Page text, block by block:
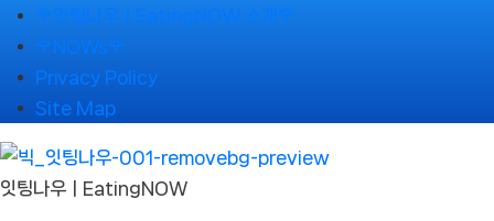
Skip
to
content
🌹잇팅나우ㅣEatingNOW 소개🌹
🌹NOWs🌹
Privacy Policy
Site Map
잇팅나우ㅣEatingNOW